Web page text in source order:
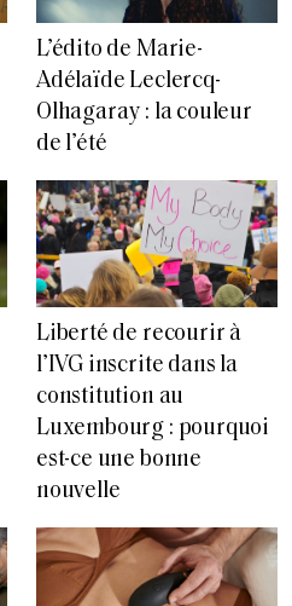
L’édito de Marie-
Adélaïde Leclercq-
Olhagaray : la couleur
de l’été
Liberté de recourir à
l’IVG inscrite dans la
constitution au
Luxembourg : pourquoi
est-ce une bonne
nouvelle